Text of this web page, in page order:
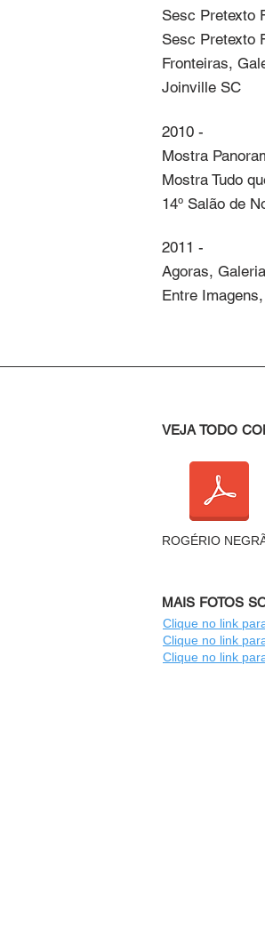
Sesc Pretexto
Sesc Pretexto
Fronteiras,
Joinville SC
2010 -
Mostra
Mostra Tudo
14º Salão de
2011 -
Agoras,
Entre
VEJA TODO
ROGÉRIO
MAIS FOTOS
Clique no link
Clique no link
Clique no link